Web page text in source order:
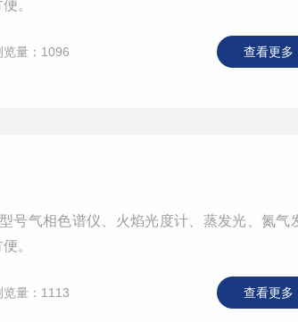
。
览量：1096 查看更
号气相色谱仪、火焰光度计、蒸发光、氮气
。
览量：1113 查看更